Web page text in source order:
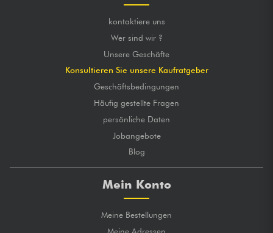
kontaktiere uns
Wer sind wir ?
Unsere Geschäfte
Konsultieren Sie unsere Kaufratgeber
Geschäftsbedingungen
Häufig gestellte Fragen
persönliche Daten
Jobangebote
Blog
Mein Konto
Meine Bestellungen